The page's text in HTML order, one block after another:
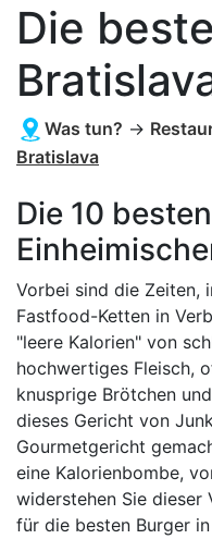
Die
Was tun? →
Bratislava
Die 10
Vorbei sind die Zeiten,
Fastfood-Ketten in
"leere Kalorien" von
hochwertiges Fleisch,
knusprige Brötchen
dieses Gericht von
Gourmetgericht
eine Kalorienbombe,
widerstehen Sie dieser
für die besten Burger